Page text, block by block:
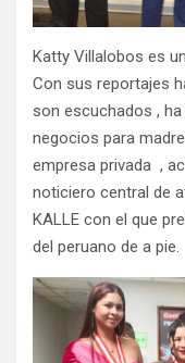
Katty Villalobos es
Con sus reportajes
son escuchados ,
negocios para
empresa privada ,
noticiero central de
KALLE con el que
del peruano de a pie.